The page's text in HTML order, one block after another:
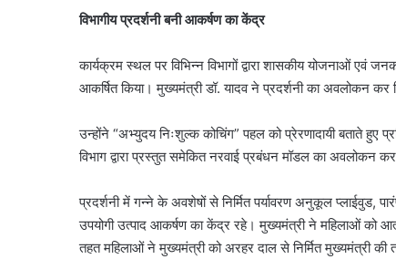
विभागीय प्रदर्शनी बनी आकर्षण का केंद्र
कार्यक्रम स्थल पर विभिन्न विभागों द्वारा शासकीय योजनाओं एवं
आकर्षित किया। मुख्यमंत्री डॉ. यादव ने प्रदर्शनी का अवलोकन कर
उन्होंने “अभ्युदय निःशुल्क कोचिंग” पहल को प्रेरणादायी बताते हुए
विभाग द्वारा प्रस्तुत समेकित नरवाई प्रबंधन मॉडल का अवलोकन
प्रदर्शनी में गन्ने के अवशेषों से निर्मित पर्यावरण अनुकूल प्लाईवुड,
उपयोगी उत्पाद आकर्षण का केंद्र रहे। मुख्यमंत्री ने महिलाओं को
तहत महिलाओं ने मुख्यमंत्री को अरहर दाल से निर्मित मुख्यमंत्री की